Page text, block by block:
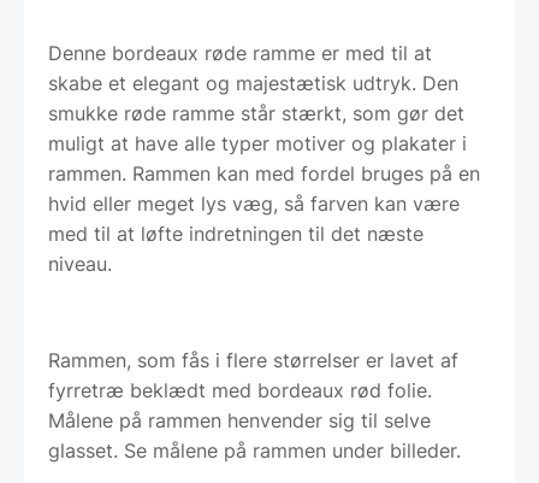
Denne bordeaux røde ramme er med til at
skabe et elegant og majestætisk udtryk. Den
smukke røde ramme står stærkt, som gør det
muligt at have alle typer motiver og plakater i
rammen. Rammen kan med fordel bruges på en
hvid eller meget lys væg, så farven kan være
med til at løfte indretningen til det næste
niveau.
Rammen, som fås i flere størrelser er lavet af
fyrretræ beklædt med bordeaux rød folie.
Målene på rammen henvender sig til selve
glasset. Se målene på rammen under billeder.